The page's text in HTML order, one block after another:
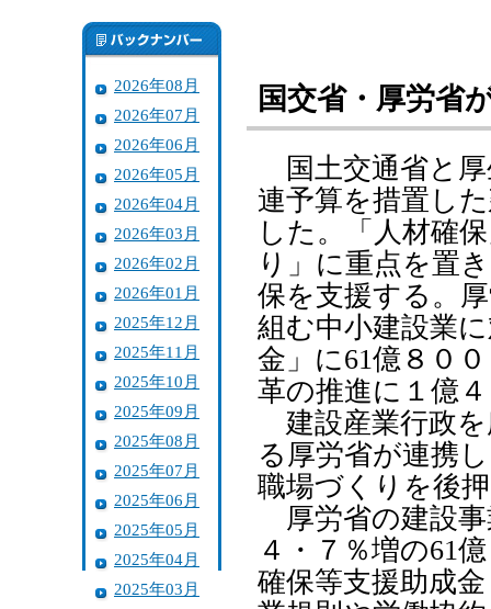
2026年08月
2026年07月
2026年06月
2026年05月
2026年04月
2026年03月
2026年02月
2026年01月
2025年12月
2025年11月
2025年10月
2025年09月
2025年08月
2025年07月
2025年06月
2025年05月
2025年04月
2025年03月
国交省・厚労省
国土交通省と厚
連予算を措置し
した。「人材確
り」に重点を置
保を支援する。
組む中小建設業
金」に61億８０
革の推進に１億
建設産業行政を
る厚労省が連携
職場づくりを後
厚労省の建設事
４・７％増の61
確保等支援助成